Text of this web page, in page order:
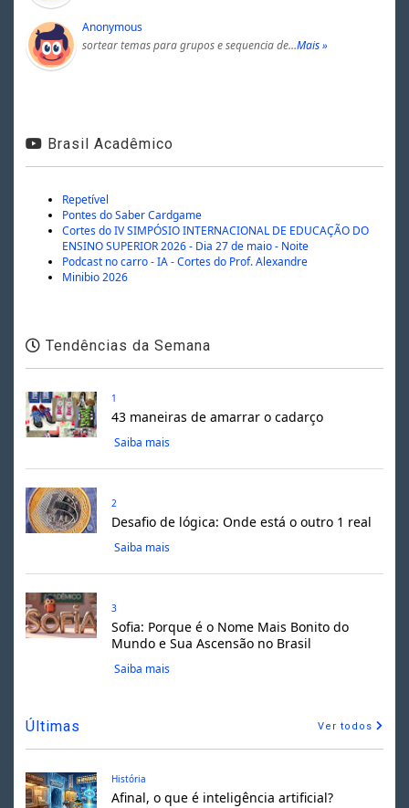
Anonymous
sortear temas para grupos e sequencia de…Mais »
Brasil Acadêmico
Repetível
Pontes do Saber Cardgame
Cortes do IV SIMPÓSIO INTERNACIONAL DE EDUCAÇÃO DO
ENSINO SUPERIOR 2026 - Dia 27 de maio - Noite
Podcast no carro - IA - Cortes do Prof. Alexandre
Minibio 2026
Tendências da Semana
1
43 maneiras de amarrar o cadarço
Saiba mais
2
Desafio de lógica: Onde está o outro 1 real
Saiba mais
3
Sofia: Porque é o Nome Mais Bonito do
Mundo e Sua Ascensão no Brasil
Saiba mais
Últimas Ver todos
História
Afinal, o que é inteligência artificial?